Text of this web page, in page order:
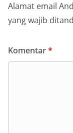
Alamat email
yang wajib
Komentar*